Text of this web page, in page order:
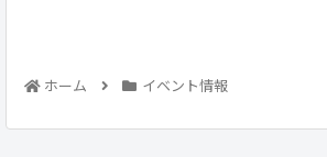
ホーム イベント情報